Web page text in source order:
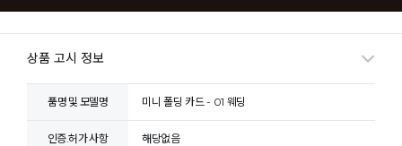
상품 고시 정보
품명 및 모델명 미니 폴딩 카드 - 01 웨딩
인증.허가 사항 해당없음